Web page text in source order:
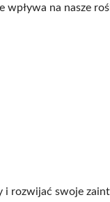
na nasze
i rozwijać swoje